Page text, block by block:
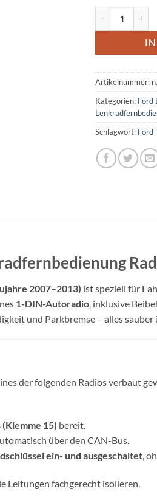
Artikelnummer:
Kategorien: Ford
Schlagwort: Ford
2007–2013) ist speziell für
1-DIN-Autoradio, inklusive
und Parkbremse – alles
der folgenden Radios verbaut
15) bereit.
über den CAN-Bus.
ein- und ausgeschaltet,
Leitungen fachgerecht isolieren.